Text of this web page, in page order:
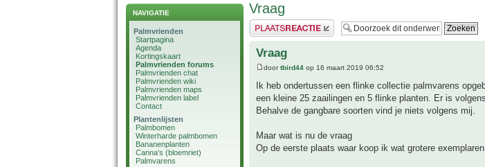
NAVIGATIE
Palmvrienden
Startpagina
Agenda
Kortingskaart
Palmvrienden forums
Palmvrienden chat
Palmvrienden wiki
Palmvrienden maps
Palmvrienden label
Contact
Plantenlijsten
Palmbomen
Winterharde palmbomen
Bananenplanten
Canna's (bloemriet)
Palmvarens
Vraag
Plaats een reactie
Vraag
doortbird44 op 16 maart 2019 06:52
Ik heb ondertussen een flinke collectie palmvarens
een kleine 25 zaailingen en 5 flinke planten. Er is
Behalve de gangbare soorten vind je niets volgens mij.
Maar wat is nu de vraag
Op de eerste plaats waar koop ik wat grotere exemplaren